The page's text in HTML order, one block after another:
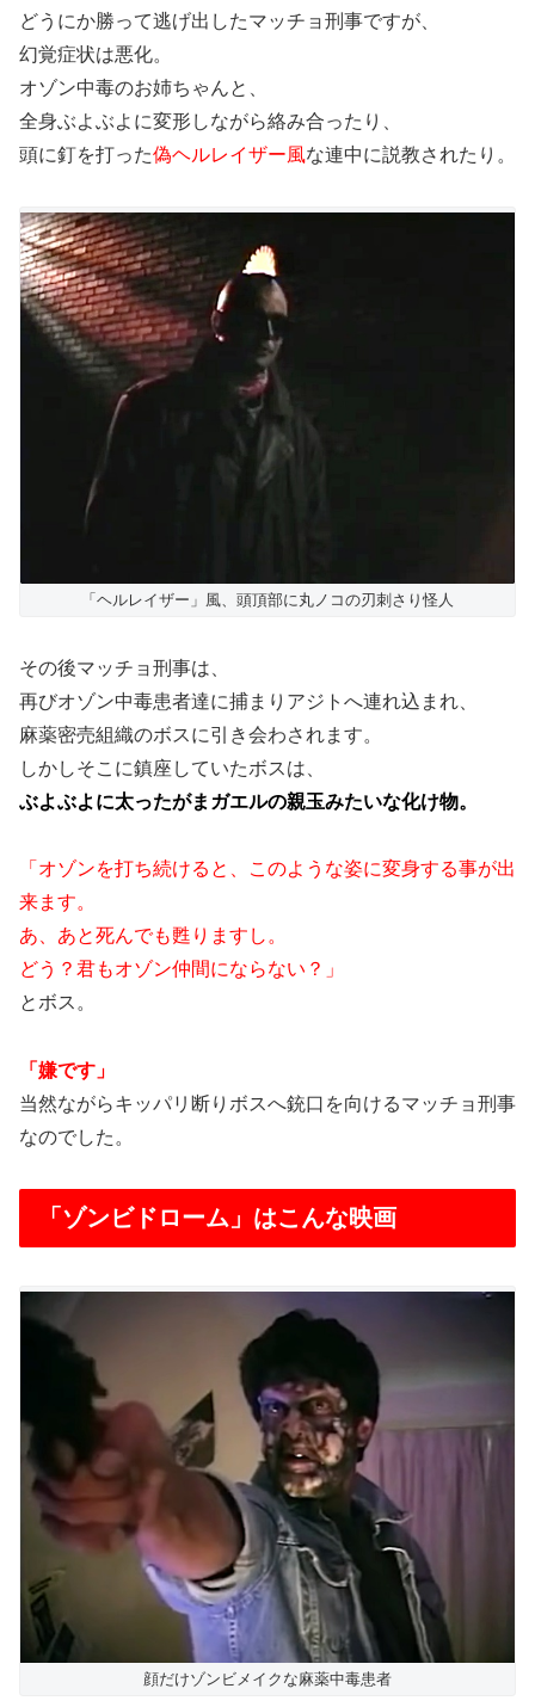
どうにか勝って逃げ出したマッチョ刑事ですが、
幻覚症状は悪化。
オゾン中毒のお姉ちゃんと、
全身ぶよぶよに変形しながら絡み合ったり、
頭に釘を打った偽ヘルレイザー風な連中に説教されたり。
「ヘルレイザー」風、頭頂部に丸ノコの刃刺さり怪人
その後マッチョ刑事は、
再びオゾン中毒患者達に捕まりアジトへ連れ込まれ、
麻薬密売組織のボスに引き会わされます。
しかしそこに鎮座していたボスは、
ぶよぶよに太ったがまガエルの親玉みたいな化け物。
「オゾンを打ち続けると、このような姿に変身する事が出
来ます。
あ、あと死んでも甦りますし。
どう？君もオゾン仲間にならない？」
とボス。
「嫌です」
当然ながらキッパリ断りボスへ銃口を向けるマッチョ刑事
なのでした。
「ゾンビドローム」はこんな映画
顔だけゾンビメイクな麻薬中毒患者